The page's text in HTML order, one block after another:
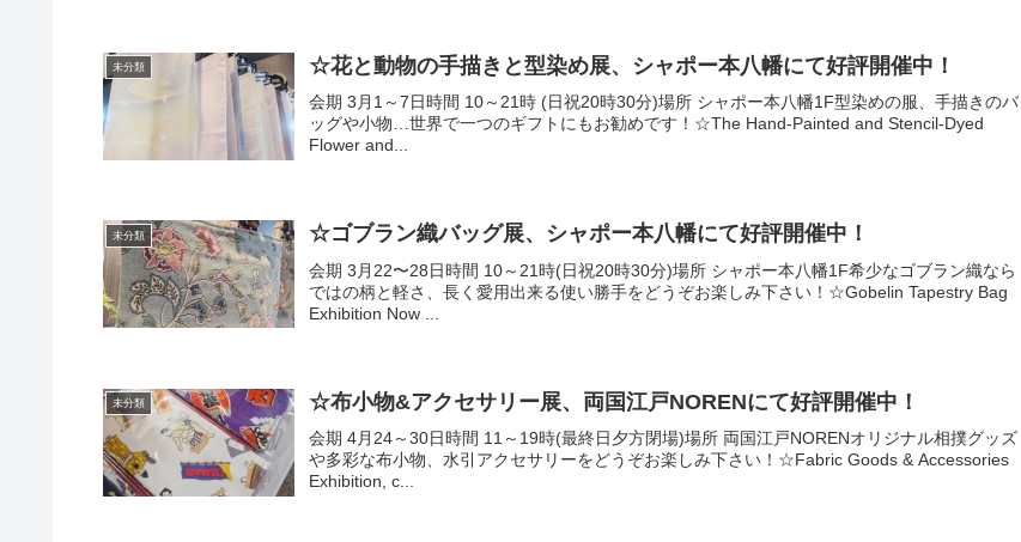
未分類 ☆花と動物の手描きと型染め展、シャポー本八幡にて好評開催中！
会期 3月1～7日時間 10～21時 (日祝20時30分)場所 シャポー本八幡1F型染めの服、手描きのバ
ッグや小物…世界で一つのギフトにもお勧めです！☆The Hand-Painted and Stencil-Dyed
Flower and...
未分類 ☆ゴブラン織バッグ展、シャポー本八幡にて好評開催中！
会期 3月22〜28日時間 10～21時(日祝20時30分)場所 シャポー本八幡1F希少なゴブラン織なら
ではの柄と軽さ、長く愛用出来る使い勝手をどうぞお楽しみ下さい！☆Gobelin Tapestry Bag
Exhibition Now ...
未分類 ☆布小物&アクセサリー展、両国江戸NORENにて好評開催中！
会期 4月24～30日時間 11～19時(最終日夕方閉場)場所 両国江戸NORENオリジナル相撲グッズ
や多彩な布小物、水引アクセサリーをどうぞお楽しみ下さい！☆Fabric Goods & Accessories
Exhibition, c...